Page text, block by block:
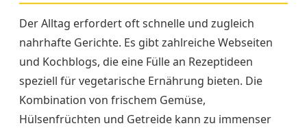
Der Alltag erfordert oft schnelle und zugleich
nahrhafte Gerichte. Es gibt zahlreiche Webseiten
und Kochblogs, die eine Fülle an Rezeptideen
speziell für vegetarische Ernährung bieten. Die
Kombination von frischem Gemüse,
Hülsenfrüchten und Getreide kann zu immenser